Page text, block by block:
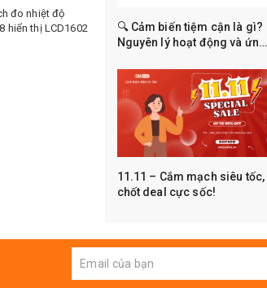
🔍 Cảm biến tiệm cận là gì?
Nguyên lý hoạt động và ứng
11.11 – Cắm mạch siêu tốc,
chốt deal cực sốc!
đo nhiệt độ
hiển thị LCD1602